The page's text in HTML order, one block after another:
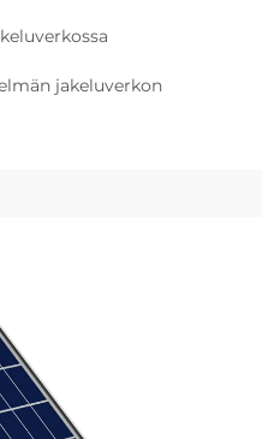
jakeluverkon